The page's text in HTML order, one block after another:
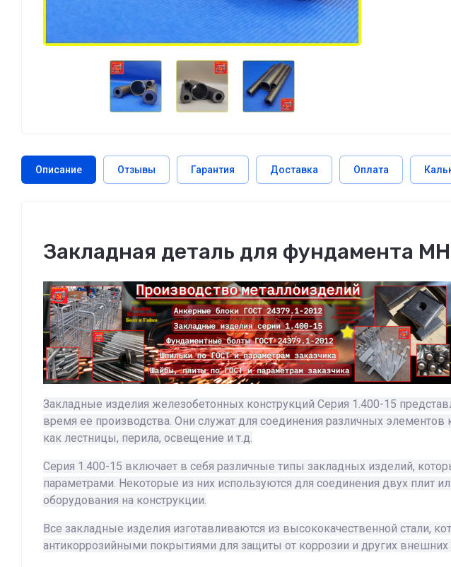
Описание Отзывы Гарантия Доставка Оплата
Закладная деталь для фундамента
Закладные изделия железобетонных конструкций Серия 1.400-15
время ее производства. Они служат для соединения различных
как лестницы, перила, освещение и т.д.
Серия 1.400-15 включает в себя различные типы закладных изделий,
параметрами. Некоторые из них используются для соединения двух плит
оборудования на конструкции.
Все закладные изделия изготавливаются из высококачественной стали,
антикоррозийными покрытиями для защиты от коррозии и других внешних